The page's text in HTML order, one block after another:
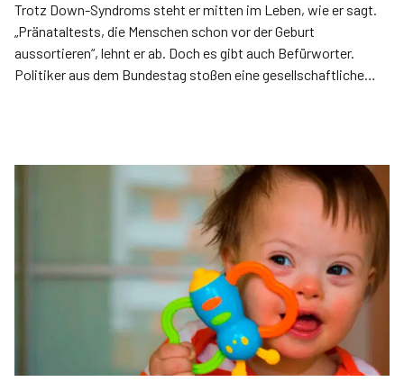
Trotz Down-Syndroms steht er mitten im Leben, wie er sagt.
„Pränataltests, die Menschen schon vor der Geburt
aussortieren“, lehnt er ab. Doch es gibt auch Befürworter.
Politiker aus dem Bundestag stoßen eine gesellschaftliche